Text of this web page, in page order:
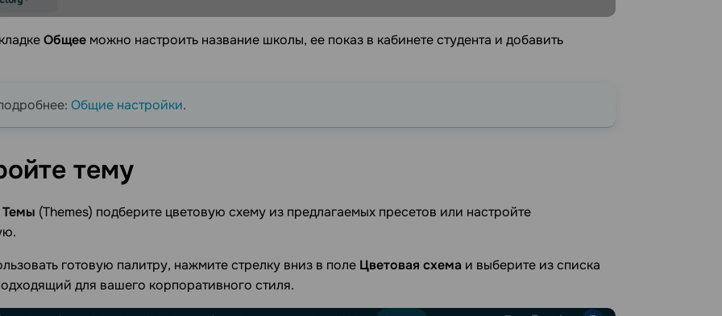
Общее можно настроить название школы, ее показ в кабинете студента и добавить
Общие настройки.
тему
Темы (Themes) подберите цветовую схему из предлагаемых пресетов или настройте
готовую палитру, нажмите стрелку вниз в поле Цветовая схема и выберите из списка
для вашего корпоративного стиля.